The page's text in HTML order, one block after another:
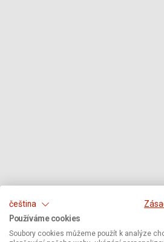
čeština
Používáme cookies
Soubory cookies můžeme použít k analýze